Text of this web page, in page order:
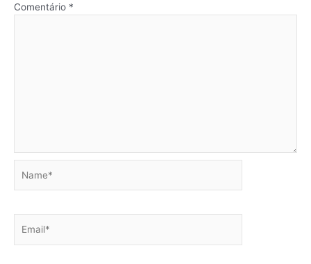
Comentário *